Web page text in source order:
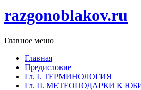
razgonoblakov.ru
Главное меню
Главная
Предисловие
Гл. I. ТЕРМИНОЛОГИЯ
Гл. II. МЕТЕОПОДАРКИ К